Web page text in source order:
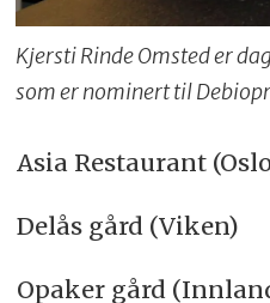
Kjersti Rinde Omsted er
som er nominert til
Asia Restaurant
Delås gård (Viken)
Opaker gård